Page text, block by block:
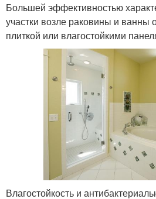
Большей эффективностью
участки возле раковины и ванны
плиткой или влагостойкими
Влагостойкость и